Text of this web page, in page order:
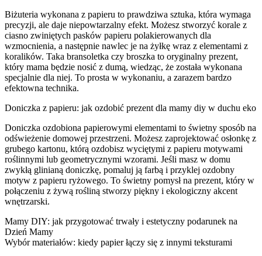
Biżuteria wykonana z papieru to prawdziwa sztuka, która wymaga
precyzji, ale daje niepowtarzalny efekt. Możesz stworzyć korale z
ciasno zwiniętych pasków papieru polakierowanych dla
wzmocnienia, a następnie nawlec je na żyłkę wraz z elementami z
koralików. Taka bransoletka czy broszka to oryginalny prezent,
który mama będzie nosić z dumą, wiedząc, że została wykonana
specjalnie dla niej. To prosta w wykonaniu, a zarazem bardzo
efektowna technika.
Doniczka z papieru: jak ozdobić prezent dla mamy diy w duchu eko
Doniczka ozdobiona papierowymi elementami to świetny sposób na
odświeżenie domowej przestrzeni. Możesz zaprojektować osłonkę z
grubego kartonu, którą ozdobisz wyciętymi z papieru motywami
roślinnymi lub geometrycznymi wzorami. Jeśli masz w domu
zwykłą glinianą doniczkę, pomaluj ją farbą i przyklej ozdobny
motyw z papieru ryżowego. To świetny pomysł na prezent, który w
połączeniu z żywą rośliną stworzy piękny i ekologiczny akcent
wnętrzarski.
Mamy DIY: jak przygotować trwały i estetyczny podarunek na
Dzień Mamy
Wybór materiałów: kiedy papier łączy się z innymi teksturami